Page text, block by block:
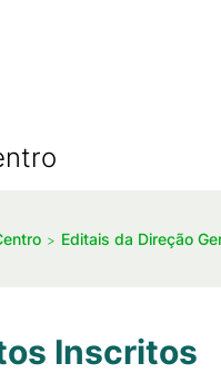
Editais da Direção
Inscritos